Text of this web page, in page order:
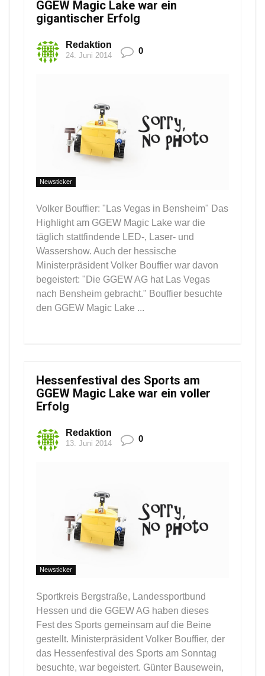
GGEW Magic Lake war ein
gigantischer Erfolg
Redaktion
24. Juni 2014 0
Newsticker
Volker Bouffier: "Las Vegas in Bensheim" Das
Highlight am GGEW Magic Lake war die
täglich stattfindende LED-, Laser- und
Wassershow. Auch der hessische
Ministerpräsident Volker Bouffier war davon
begeistert: "Die GGEW AG hat Las Vegas
nach Bensheim gebracht." Bouffier besuchte
den GGEW Magic Lake ...
Hessenfestival des Sports am
GGEW Magic Lake war ein voller
Erfolg
Redaktion
13. Juni 2014 0
Newsticker
Sportkreis Bergstraße, Landessportbund
Hessen und die GGEW AG haben dieses
Fest des Sports gemeinsam auf die Beine
gestellt. Ministerpräsident Volker Bouffier, der
das Hessenfestival des Sports am Sonntag
besuchte, war begeistert. Günter Bausewein,